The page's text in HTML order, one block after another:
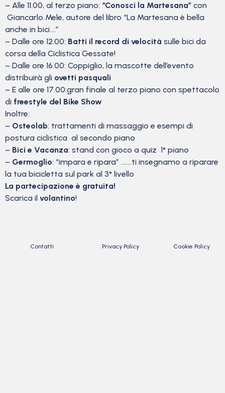
– Alle 11.00, al terzo piano: “Conosci la Martesana” con
Giancarlo Mele, autore del libro “La Martesana è bella
anche in bici….”
– Dalle ore 12.00: Batti il record di velocità sulle bici da
corsa della Ciclistica Gessate!
– Dalle ore 16.00: Coppiglio, la mascotte dell’evento
distribuirà gli ovetti pasquali
– E alle ore 17.00:gran finale al terzo piano con spettacolo
di freestyle del Bike Show
Inoltre:
– Osteolab: trattamenti di massaggio e esempi di
postura ciclistica al secondo piano
– Bici e Vacanza: stand con gioco a quiz 1° piano
– Germoglio: “impara e ripara” …….ti insegnamo a riparare
la tua bicicletta sul park al 3° livello
La partecipazione è gratuita!
Scarica il volantino!
Contatti Privacy Policy Cookie Policy